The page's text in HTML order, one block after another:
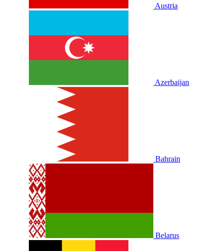
Austria
Azerbaijan
Bahrain
Belarus